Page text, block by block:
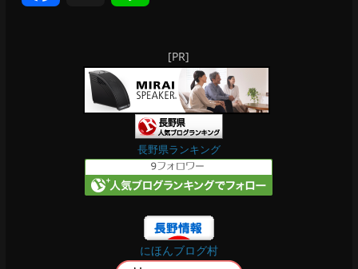
n
e
[PR]
長野県ランキング
にほんブログ村